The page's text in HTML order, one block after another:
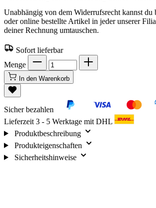
Unabhängig von dem Widerrufsrecht kannst du
oder online bestellte Artikel in jeder unserer
deiner Rechnung umtauschen.
Sofort lieferbar
Menge
In den Warenkorb
Sicher bezahlen
Lieferzeit 3 - 5 Werktage mit DHL
Produktbeschreibung
Produkteigenschaften
Sicherheitshinweise